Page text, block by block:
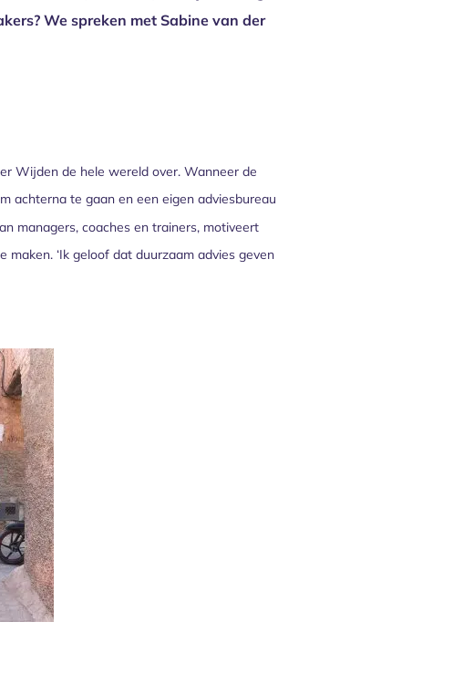
We spreken met Sabine van der
Wijden de hele wereld over. Wanneer de
achterna te gaan en een eigen adviesbureau
managers, coaches en trainers, motiveert
‘Ik geloof dat duurzaam advies geven